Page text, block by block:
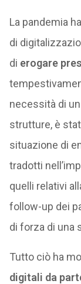
La pandemia
di
di erogare
necessità di
strutture, è
situazione di
tradotti
quelli relativi
follow-up dei
di forza di una
Tutto ciò ha
digitali da